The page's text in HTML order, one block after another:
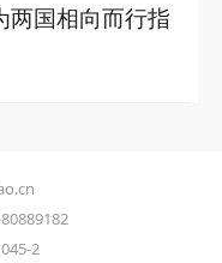
两国相向而行指
2